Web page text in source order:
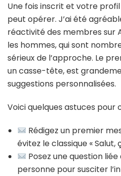
Une fois inscrit et votre
peut opérer. J’ai été
réactivité des membres sur
les hommes, qui sont
sérieux de l’approche. Le
un casse-tête, est
suggestions personnalisées.
Voici quelques astuces pour
Rédigez un premier
évitez le classique « Salut,
Posez une question
personne pour susciter